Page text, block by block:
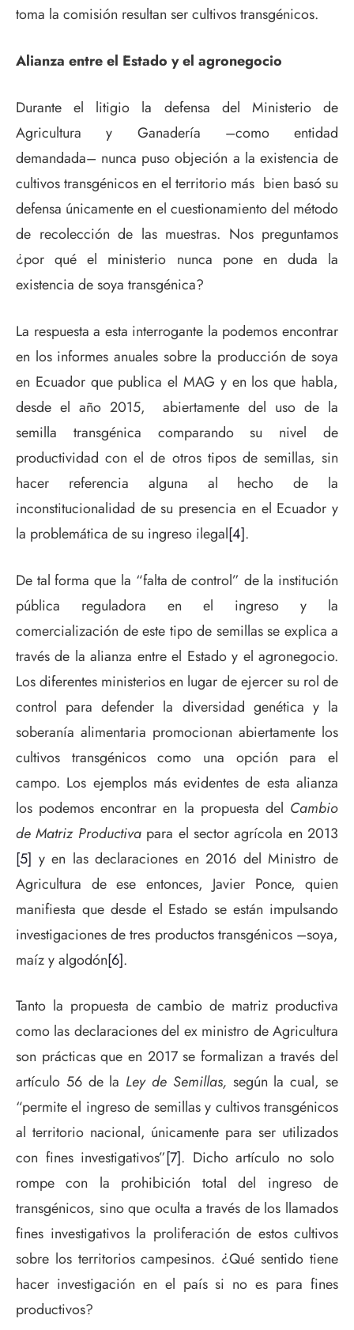
toma la comisión resultan ser cultivos transgénicos.
Alianza entre el Estado y el agronegocio
Durante el litigio la defensa del Ministerio de
Agricultura y Ganadería –como entidad
demandada– nunca puso objeción a la existencia de
cultivos transgénicos en el territorio más bien basó su
defensa únicamente en el cuestionamiento del método
de recolección de las muestras. Nos preguntamos
¿por qué el ministerio nunca pone en duda la
existencia de soya transgénica?
La respuesta a esta interrogante la podemos encontrar
en los informes anuales sobre la producción de soya
en Ecuador que publica el MAG y en los que habla,
desde el año 2015, abiertamente del uso de la
semilla transgénica comparando su nivel de
productividad con el de otros tipos de semillas, sin
hacer referencia alguna al hecho de la
inconstitucionalidad de su presencia en el Ecuador y
la problemática de su ingreso ilegal[4].
De tal forma que la “falta de control” de la institución
pública reguladora en el ingreso y la
comercialización de este tipo de semillas se explica a
través de la alianza entre el Estado y el agronegocio.
Los diferentes ministerios en lugar de ejercer su rol de
control para defender la diversidad genética y la
soberanía alimentaria promocionan abiertamente los
cultivos transgénicos como una opción para el
campo. Los ejemplos más evidentes de esta alianza
los podemos encontrar en la propuesta del Cambio
de Matriz Productiva para el sector agrícola en 2013
[5] y en las declaraciones en 2016 del Ministro de
Agricultura de ese entonces, Javier Ponce, quien
manifiesta que desde el Estado se están impulsando
investigaciones de tres productos transgénicos –soya,
maíz y algodón[6].
Tanto la propuesta de cambio de matriz productiva
como las declaraciones del ex ministro de Agricultura
son prácticas que en 2017 se formalizan a través del
artículo 56 de la Ley de Semillas, según la cual, se
“permite el ingreso de semillas y cultivos transgénicos
al territorio nacional, únicamente para ser utilizados
con fines investigativos”[7]. Dicho artículo no solo
rompe con la prohibición total del ingreso de
transgénicos, sino que oculta a través de los llamados
fines investigativos la proliferación de estos cultivos
sobre los territorios campesinos. ¿Qué sentido tiene
hacer investigación en el país si no es para fines
productivos?